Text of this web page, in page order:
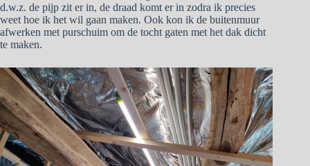
d.w.z. de pijp zit er in, de draad komt er in zodra ik precies
weet hoe ik het wil gaan maken. Ook kon ik de buitenmuur
afwerken met purschuim om de tocht gaten met het dak dicht
te maken.